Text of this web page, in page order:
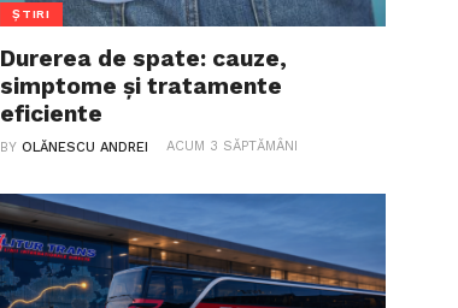
ȘTIRI
Durerea de spate: cauze,
simptome și tratamente
eficiente
BYOLĂNESCU ANDREI ACUM 3 SĂPTĂMÂNI